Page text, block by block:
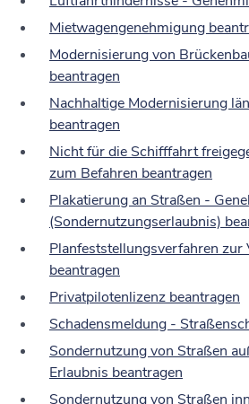
Mietwagengenehmigung
Modernisierung von
beantragen
Nachhaltige Modernisierung
beantragen
Nicht für die Schifffahrt
zum Befahren beantragen
Plakatierung an Straßen -
(Sondernutzungserlaubnis)
Planfeststellungsverfahren zur
beantragen
Privatpilotenlizenz beantragen
Schadensmeldung -
Sondernutzung von Straßen
Erlaubnis beantragen
Sondernutzung von Straßen